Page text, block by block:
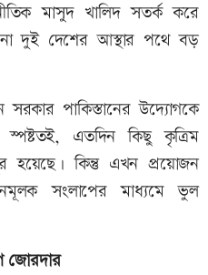
মাসুদ খালিদ সতর্ক করে
দুই দেশের আস্থার পথে বড়
পাকিস্তানের উদ্যোগকে
স্পষ্টতই, এতদিন কিছু কৃত্রিম
হয়েছে। কিন্তু এখন প্রয়োজন
সংলাপের মাধ্যমে ভুল
জোরদার